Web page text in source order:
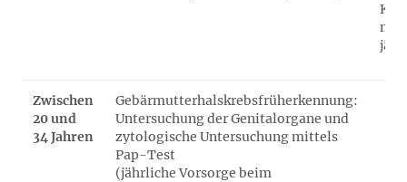
Zwischen
20 und
34 Jahren
Gebärmutterhalskrebsfrüherkennung:
Untersuchung der Genitalorgane und
zytologische Untersuchung mittels
Pap-Test
(jährliche Vorsorge beim